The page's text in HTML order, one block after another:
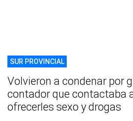
SUR PROVINCIAL
Volvieron a condenar por
contador que contactaba
ofrecerles sexo y drogas